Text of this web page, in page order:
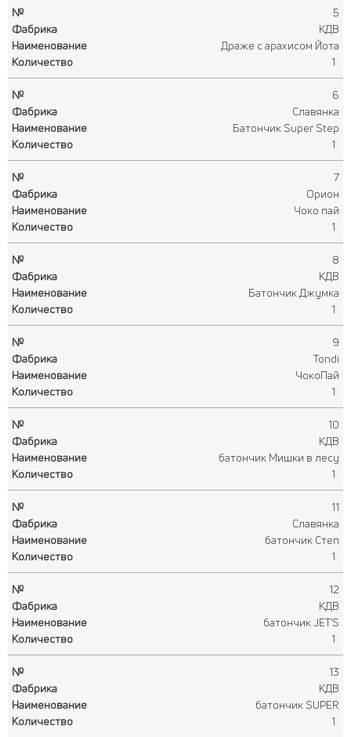
5
КДВ
Драже с арахисом Йота
1
6
Славянка
Батончик Super Step
1
7
Орион
Чоко пай
1
8
КДВ
Батончик Джумка
1
9
Tondi
ЧокоПай
1
10
КДВ
батончик Мишки в лесу
1
11
Славянка
батончик Степ
1
12
КДВ
батончик JET'S
1
13
КДВ
батончик SUPER
1